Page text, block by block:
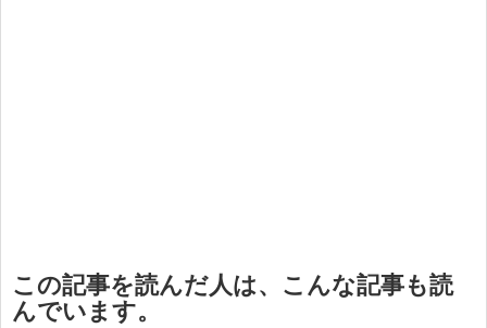
この記事を読んだ人は、こんな記事も読
んでいます。